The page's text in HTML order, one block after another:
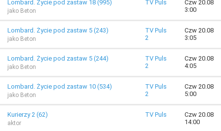
Lombard. Życie pod zastaw 18 (995)
jako Beton
TV Puls
Czw 20.08
3:00
Lombard. Życie pod zastaw 5 (243)
jako Beton
TV Puls
2
Czw 20.08
3:05
Lombard. Życie pod zastaw 5 (244)
jako Beton
TV Puls
2
Czw 20.08
4:05
Lombard. Życie pod zastaw 10 (534)
jako Beton
TV Puls
2
Czw 20.08
5:00
Kurierzy 2 (62)
aktor
TV Puls
Czw 20.08
14:00